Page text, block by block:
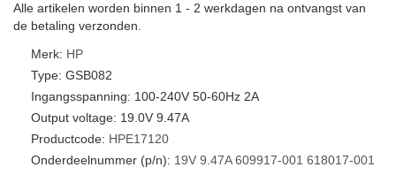
Alle artikelen worden binnen 1 - 2 werkdagen na ontvangst van
de betaling verzonden.
Merk: HP
Type: GSB082
Ingangsspanning: 100-240V 50-60Hz 2A
Output voltage: 19.0V 9.47A
Productcode: HPE17120
Onderdeelnummer (p/n): 19V 9.47A 609917-001 618017-001